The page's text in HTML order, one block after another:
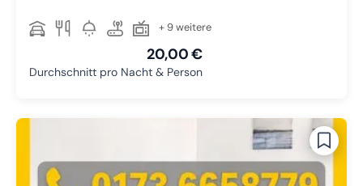
+ 9 weitere
20,00 €
Durchschnitt pro Nacht & Person